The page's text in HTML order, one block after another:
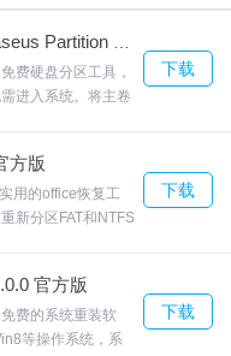
，USB＆S。 M。 A。
行速度，并与专业的数据
、界面效果等都是影响电脑
图像配置情况。
费硬盘分区工具，
进入系统。将主卷
下载
方版
用的office恢复工
新分区FAT和NTFS
文档，欢迎来合众
下载
官方版
费的系统重装软
等操作系统，系
下载